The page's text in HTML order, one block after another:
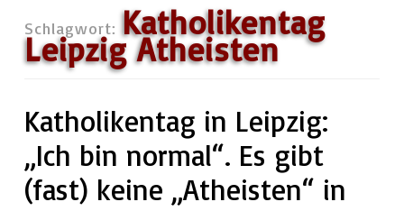
Schlagwort: Katholikentag
Leipzig Atheisten
Katholikentag in Leipzig:
„Ich bin normal“. Es gibt
(fast) keine „Atheisten“ in